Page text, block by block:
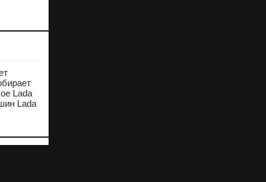
Lada
Lada